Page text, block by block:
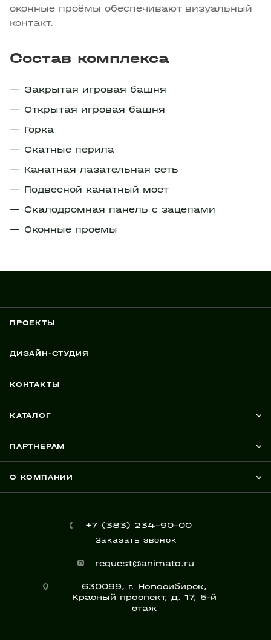
оконные проёмы обеспечивают визуальный
контакт.
Состав комплекса
Закрытая игровая башня
Открытая игровая башня
Горка
Скатные перила
Канатная лазательная сеть
Подвесной канатный мост
Скалодромная панель с зацепами
Оконные проемы
ПРОЕКТЫ
ДИЗАЙН-СТУДИЯ
КОНТАКТЫ
КАТАЛОГ
ПАРТНЕРАМ
О КОМПАНИИ
+7 (383) 234-90-00
Заказать звонок
request@animato.ru
630099, г. Новосибирск,
Красный проспект, д. 17, 5-й
этаж